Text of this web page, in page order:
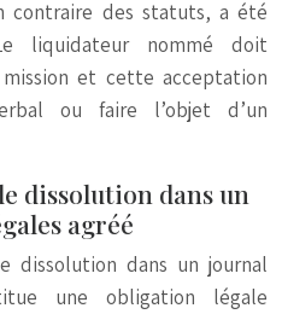
contraire des statuts, a été
liquidateur nommé doit
et cette acceptation
ou faire l’objet d’un
dissolution dans un
agréé
dissolution dans un journal
une obligation légale